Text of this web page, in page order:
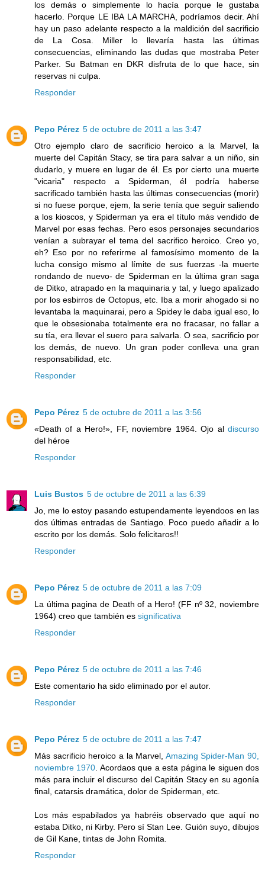
los demás o simplemente lo hacía porque le gustaba
hacerlo. Porque LE IBA LA MARCHA, podríamos decir. Ahí
hay un paso adelante respecto a la maldición del sacrificio
de La Cosa. Miller lo llevaría hasta las últimas
consecuencias, eliminando las dudas que mostraba Peter
Parker. Su Batman en DKR disfruta de lo que hace, sin
reservas ni culpa.
Responder
Pepo Pérez 5 de octubre de 2011 a las 3:47
Otro ejemplo claro de sacrificio heroico a la Marvel, la
muerte del Capitán Stacy, se tira para salvar a un niño, sin
dudarlo, y muere en lugar de él. Es por cierto una muerte
"vicaria" respecto a Spiderman, él podría haberse
sacrificado también hasta las últimas consecuencias (morir)
si no fuese porque, ejem, la serie tenía que seguir saliendo
a los kioscos, y Spiderman ya era el título más vendido de
Marvel por esas fechas. Pero esos personajes secundarios
venían a subrayar el tema del sacrifico heroico. Creo yo,
eh? Eso por no referirme al famosísimo momento de la
lucha consigo mismo al límite de sus fuerzas -la muerte
rondando de nuevo- de Spiderman en la última gran saga
de Ditko, atrapado en la maquinaria y tal, y luego apalizado
por los esbirros de Octopus, etc. Iba a morir ahogado si no
levantaba la maquinarai, pero a Spidey le daba igual eso, lo
que le obsesionaba totalmente era no fracasar, no fallar a
su tía, era llevar el suero para salvarla. O sea, sacrificio por
los demás, de nuevo. Un gran poder conlleva una gran
responsabilidad, etc.
Responder
Pepo Pérez 5 de octubre de 2011 a las 3:56
«Death of a Hero!», FF, noviembre 1964. Ojo al discurso
del héroe
Responder
Luis Bustos 5 de octubre de 2011 a las 6:39
Jo, me lo estoy pasando estupendamente leyendoos en las
dos últimas entradas de Santiago. Poco puedo añadir a lo
escrito por los demás. Solo felicitaros!!
Responder
Pepo Pérez 5 de octubre de 2011 a las 7:09
La última pagina de Death of a Hero! (FF nº 32, noviembre
1964) creo que también es significativa
Responder
Pepo Pérez 5 de octubre de 2011 a las 7:46
Este comentario ha sido eliminado por el autor.
Responder
Pepo Pérez 5 de octubre de 2011 a las 7:47
Más sacrificio heroico a la Marvel, Amazing Spider-Man 90,
noviembre 1970 . Acordaos que a esta página le siguen dos
más para incluir el discurso del Capitán Stacy en su agonía
final, catarsis dramática, dolor de Spiderman, etc.
Los más espabilados ya habréis observado que aquí no
estaba Ditko, ni Kirby. Pero sí Stan Lee. Guión suyo, dibujos
de Gil Kane, tintas de John Romita.
Responder